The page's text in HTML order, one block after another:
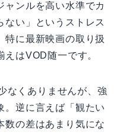
ャンルを高い水準でカ
ない」というストレス
特に最新映画の取り扱
はVOD随一です。
なくありませんが、強
。逆に言えば「観たい
数の差はあまり気にな